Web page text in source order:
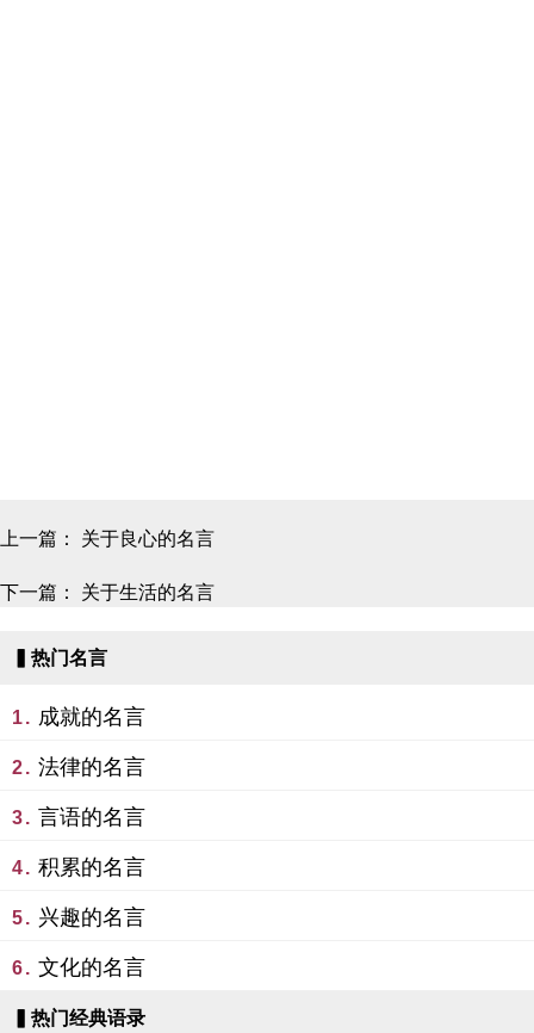
上一篇： 关于良心的名言
下一篇： 关于生活的名言
▍热门名言
1. 成就的名言
2. 法律的名言
3. 言语的名言
4. 积累的名言
5. 兴趣的名言
6. 文化的名言
▍热门经典语录